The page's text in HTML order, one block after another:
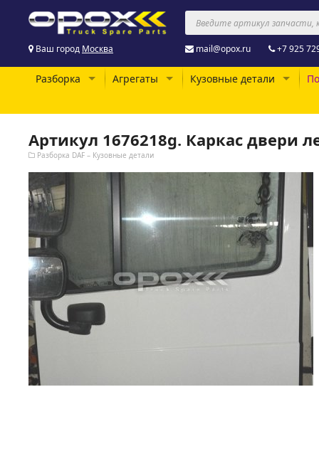
Ваш город Москва mail@opox.ru +7 925
Разборка Агрегаты Кузовные детали
Артикул 1676218g. Каркас двери
Разборка DAF – Кузовные детали